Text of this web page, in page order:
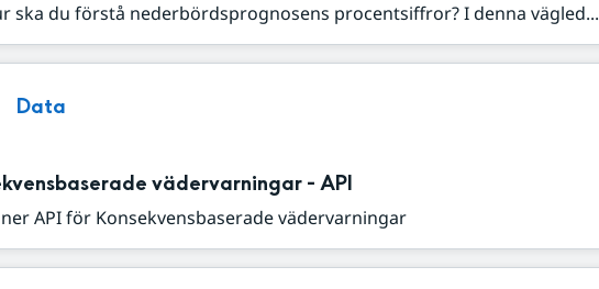
ska du förstå nederbördsprognosens procentsiffror? I denna vägled...
Data
vädervarningar - API
API för Konsekvensbaserade vädervarningar